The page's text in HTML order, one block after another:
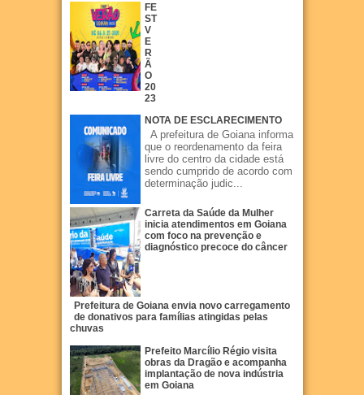
FE
ST
V
E
R
Ã
O
20
23
NOTA DE ESCLARECIMENTO
A prefeitura de Goiana informa
que o reordenamento da feira
livre do centro da cidade está
sendo cumprido de acordo com
determinação judic...
Carreta da Saúde da Mulher
inicia atendimentos em Goiana
com foco na prevenção e
diagnóstico precoce do câncer
Prefeitura de Goiana envia novo carregamento
de donativos para famílias atingidas pelas
chuvas
Prefeito Marcílio Régio visita
obras da Dragão e acompanha
implantação de nova indústria
em Goiana